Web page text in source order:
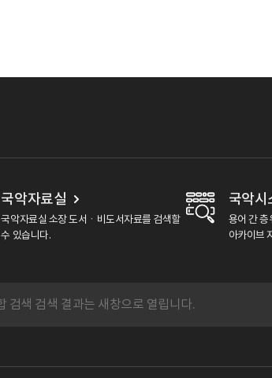
국악자료실
국악자료실 소장 도서ㆍ비도서자료를 검색할
수 있습니다.
국악시
용어 간
아카이브